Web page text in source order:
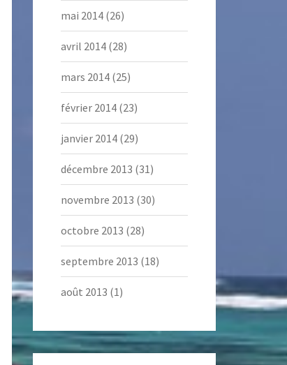
mai 2014(26)
avril 2014(28)
mars 2014(25)
février 2014(23)
janvier 2014(29)
décembre 2013 (31)
novembre 2013 (30)
octobre 2013 (28)
septembre 2013 (18)
août 2013 (1)